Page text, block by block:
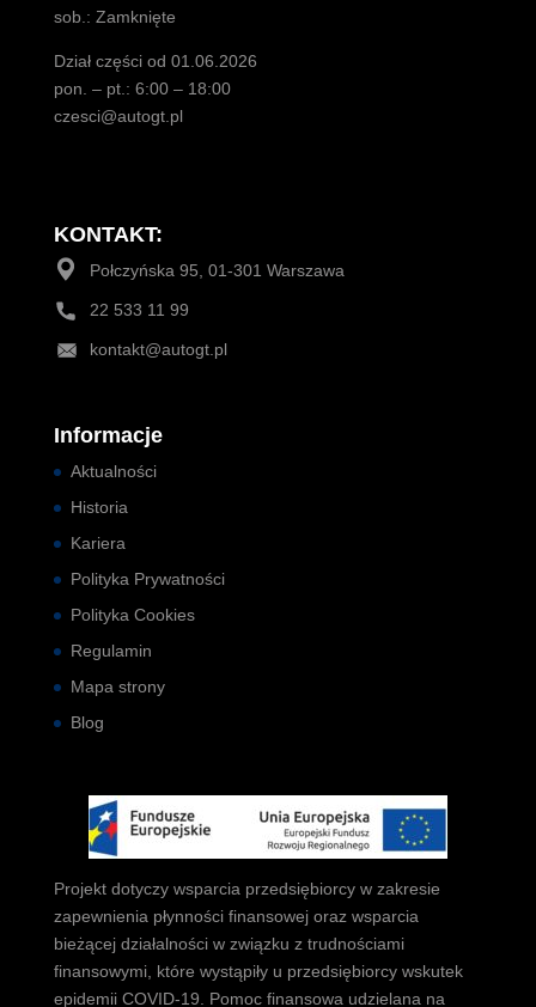
sob.: Zamknięte
Dział części od 01.06.2026
pon. – pt.: 6:00 – 18:00
czesci@autogt.pl
KONTAKT:
Połczyńska 95, 01-301 Warszawa
22 533 11 99
kontakt@autogt.pl
Informacje
Aktualności
Historia
Kariera
Polityka Prywatności
Polityka Cookies
Regulamin
Mapa strony
Blog
Projekt dotyczy wsparcia przedsiębiorcy w zakresie
zapewnienia płynności finansowej oraz wsparcia
bieżącej działalności w związku z trudnościami
finansowymi, które wystąpiły u przedsiębiorcy wskutek
epidemii COVID-19. Pomoc finansowa udzielana na